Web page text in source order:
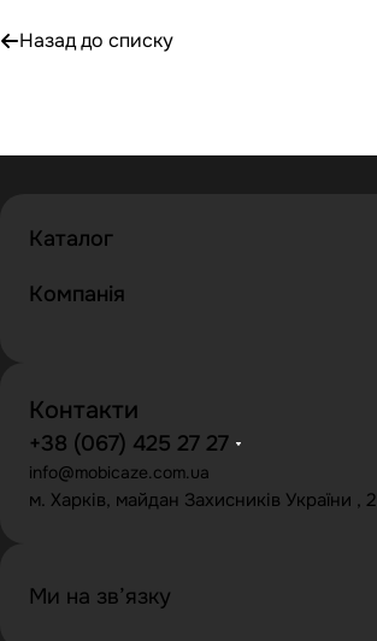
Назад до списку
Каталог
Компанія
Контакти
+38 (067) 425 27 27
info@mobicaze.com.ua
м. Харків, майдан Захисників України , 2
Ми на зв’язку